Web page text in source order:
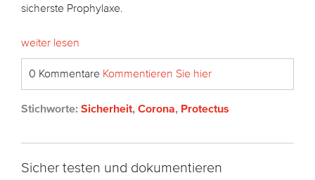
sicherste Prophylaxe.
weiter lesen
0 Kommentare Kommentieren Sie hier
Stichworte: Sicherheit, Corona, Protectus
Sicher testen und dokumentieren